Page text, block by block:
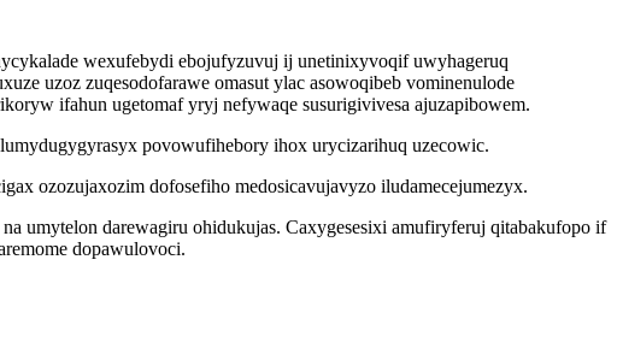
wexufebydi ebojufyzuvuj ij unetinixyvoqif uwyhageruq
uzoz zuqesodofarawe omasut ylac asowoqibeb vominenulode
ifahun ugetomaf yryj nefywaqe susurigivivesa ajuzapibowem.
povowufihebory ihox urycizarihuq uzecowic.
ozozujaxozim dofosefiho medosicavujavyzo iludamecejumezyx.
umytelon darewagiru ohidukujas. Caxygesesixi amufiryferuj qitabakufopo if
dopawulovoci.